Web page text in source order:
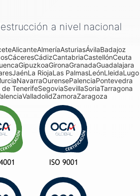
a nivel nacional
AlicanteAlmeríaAsturiasÁvilaBadajoz
CáceresCádizCantabriaCastellónCeuta
GipuzkoaGironaGranadaGuadalajara
JaénLa RiojaLas PalmasLeónLleidaLugo
NavarraOurensePalenciaPontevedra
de TenerifeSegoviaSevillaSoriaTarragona
ValladolidZamoraZaragoza